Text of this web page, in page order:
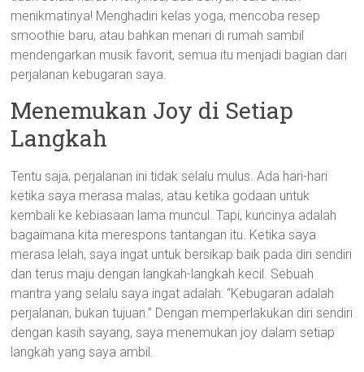
menikmatinya! Menghadiri kelas yoga, mencoba resep
smoothie baru, atau bahkan menari di rumah sambil
mendengarkan musik favorit, semua itu menjadi bagian dari
perjalanan kebugaran saya.
Menemukan Joy di Setiap
Langkah
Tentu saja, perjalanan ini tidak selalu mulus. Ada hari-hari
ketika saya merasa malas, atau ketika godaan untuk
kembali ke kebiasaan lama muncul. Tapi, kuncinya adalah
bagaimana kita merespons tantangan itu. Ketika saya
merasa lelah, saya ingat untuk bersikap baik pada diri sendiri
dan terus maju dengan langkah-langkah kecil. Sebuah
mantra yang selalu saya ingat adalah: “Kebugaran adalah
perjalanan, bukan tujuan.” Dengan memperlakukan diri sendiri
dengan kasih sayang, saya menemukan joy dalam setiap
langkah yang saya ambil.